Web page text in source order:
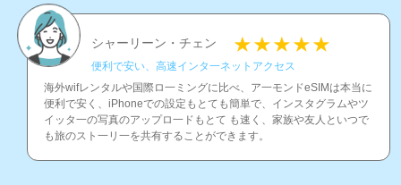
シャーリーン・チェン
便利で安い、高速インタ一ネットアクセス
海外wifレンタルや国際ロ一ミングに比べ、ア一モンドeSIMは本当に
便利で安く、iPhoneでの設定もとても簡単で、インスタグラムやツ
イッタ一の写真のアップロ一ドもとて も速く、家族や友人といつで
も旅のスト一リ一を共有することができます。